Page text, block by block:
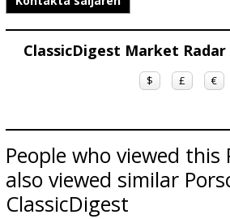
ClassicDigest Market Radar
$ £ €
People who viewed this
also viewed similar
ClassicDigest